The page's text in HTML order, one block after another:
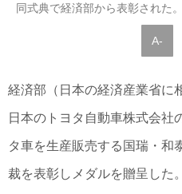
同式典で経済部から表彰された
A-
経済部（日本の経済産業省に
日本のトヨタ自動車株式会社
タ車を生産販売する国瑞・和
裁を表彰しメダルを贈呈した